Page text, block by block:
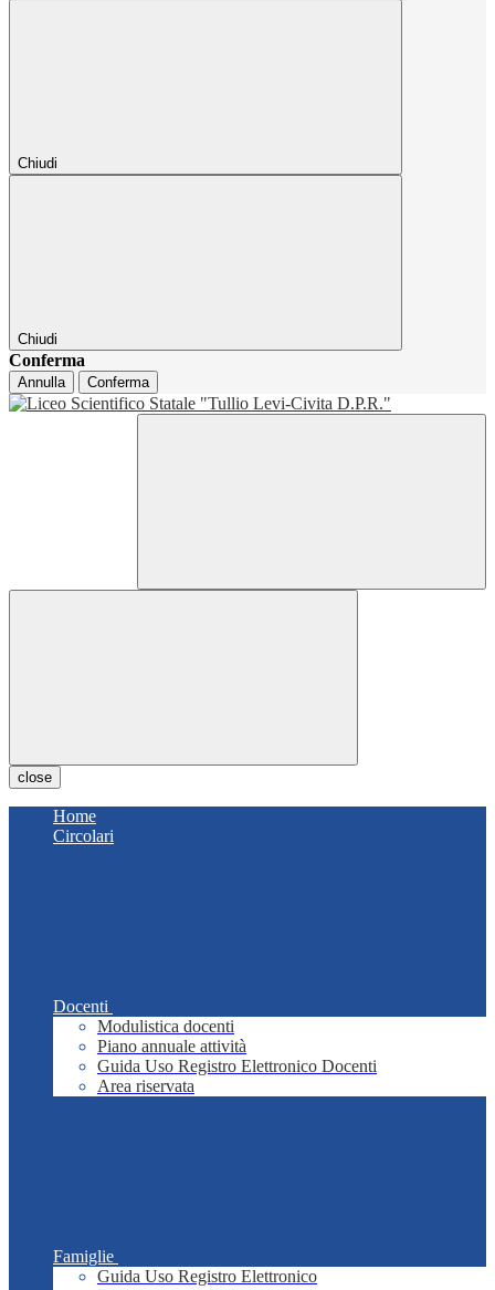
Chiudi
Chiudi
Conferma
Annulla Conferma
close
Home
Circolari
Docenti
Modulistica docenti
Piano annuale attività
Guida Uso Registro Elettronico Docenti
Area riservata
Famiglie
Guida Uso Registro Elettronico